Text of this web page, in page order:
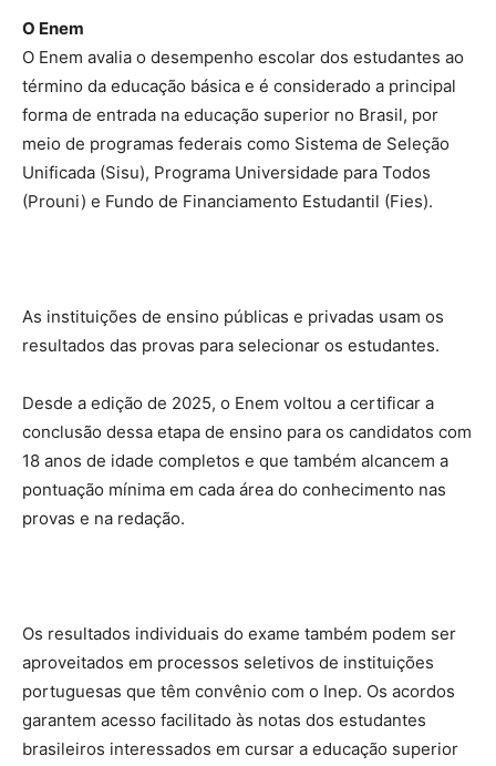
O Enem
O Enem avalia o desempenho escolar dos estudantes ao
término da educação básica e é considerado a principal
forma de entrada na educação superior no Brasil, por
meio de programas federais como Sistema de Seleção
Unificada (Sisu), Programa Universidade para Todos
(Prouni) e Fundo de Financiamento Estudantil (Fies).
As instituições de ensino públicas e privadas usam os
resultados das provas para selecionar os estudantes.
Desde a edição de 2025, o Enem voltou a certificar a
conclusão dessa etapa de ensino para os candidatos com
18 anos de idade completos e que também alcancem a
pontuação mínima em cada área do conhecimento nas
provas e na redação.
Os resultados individuais do exame também podem ser
aproveitados em processos seletivos de instituições
portuguesas que têm convênio com o Inep. Os acordos
garantem acesso facilitado às notas dos estudantes
brasileiros interessados em cursar a educação superior